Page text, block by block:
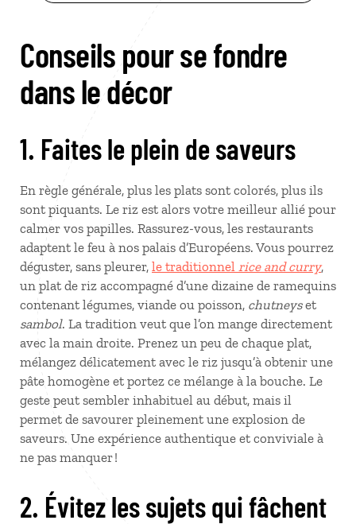
Conseils pour se fondre
dans le décor
1. Faites le plein de saveurs
En règle générale, plus les plats sont colorés, plus ils
sont piquants. Le riz est alors votre meilleur allié pour
calmer vos papilles. Rassurez-vous, les restaurants
adaptent le feu à nos palais d’Européens. Vous pourrez
déguster, sans pleurer, le traditionnel rice and curry,
un plat de riz accompagné d’une dizaine de ramequins
contenant légumes, viande ou poisson, chutneyset
sambol. La tradition veut que l’on mange directement
avec la main droite. Prenez un peu de chaque plat,
mélangez délicatement avec le riz jusqu’à obtenir une
pâte homogène et portez ce mélange à la bouche. Le
geste peut sembler inhabituel au début, mais il
permet de savourer pleinement une explosion de
saveurs. Une expérience authentique et conviviale à
ne pas manquer !
2. Évitez les sujets qui fâchent